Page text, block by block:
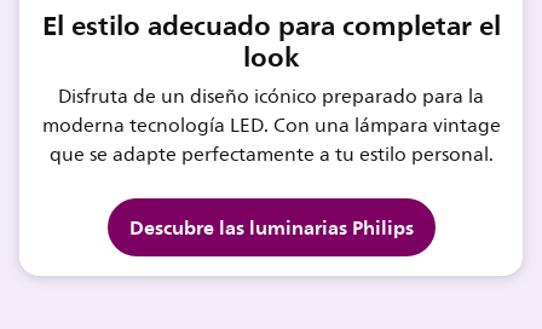
El estilo adecuado para completar el
look
Disfruta de un diseño icónico preparado para la
moderna tecnología LED. Con una lámpara vintage
que se adapte perfectamente a tu estilo personal.
Descubre las luminarias Philips